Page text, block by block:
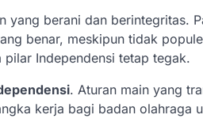
yang berani dan berintegritas.
benar, meskipun tidak
Independensi tetap tegak.
. Aturan main yang
kerja bagi badan olahraga